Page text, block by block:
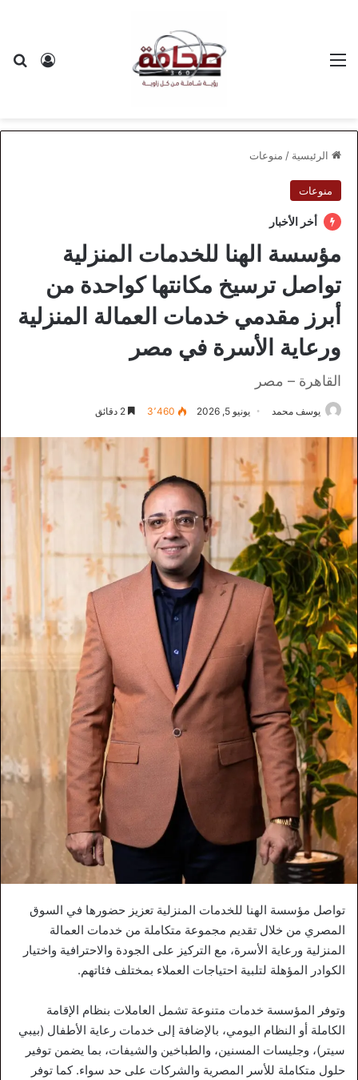
الرئيسية / منوعات
منوعات
أخر الأخبار
مؤسسة الهنا للخدمات المنزلية
تواصل ترسيخ مكانتها كواحدة من
أبرز مقدمي خدمات العمالة المنزلية
ورعاية الأسرة في مصر
القاهرة – مصر
يوسف محمد يونيو 5, 2026 3٬460
تواصل مؤسسة الهنا للخدمات المنزلية تعزيز حضورها في السوق
المصري من خلال تقديم مجموعة متكاملة من خدمات العمالة
المنزلية ورعاية الأسرة، مع التركيز على الجودة والاحترافية واختيار
الكوادر المؤهلة لتلبية احتياجات العملاء بمختلف فئاتهم.
وتوفر المؤسسة خدمات متنوعة تشمل العاملات بنظام الإقامة
الكاملة أو النظام اليومي، بالإضافة إلى خدمات رعاية الأطفال (بيبي
سيتر)، وجليسات المسنين، والطباخين والشيفات، بما يضمن توفير
حلول متكاملة للأسر المصرية والشركات على حد سواء. كما توفر